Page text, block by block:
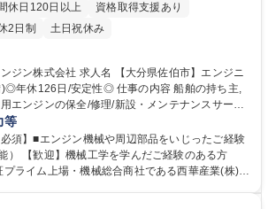
休日120日以上
資格取得支援あり
2日制 土日祝休み
【大分県佐伯市】エンジニ
安定性◎ 仕事の内容 船舶の持ち主,
エンジンの保全/修理/新設・メンテナンスサービ
【従事すべき業務の変更範囲：当社の定めるとこ
必要な部品を用いて,補修工事を行います。また
作成/代金回収等の業務もお任せします。 ■1日で
等
須】■エンジン機械や周辺部品をいじったご経験
） 【歓迎】機械工学を学んだご経験のある方
プライム上場・機械総合商社である西華産業(株)の